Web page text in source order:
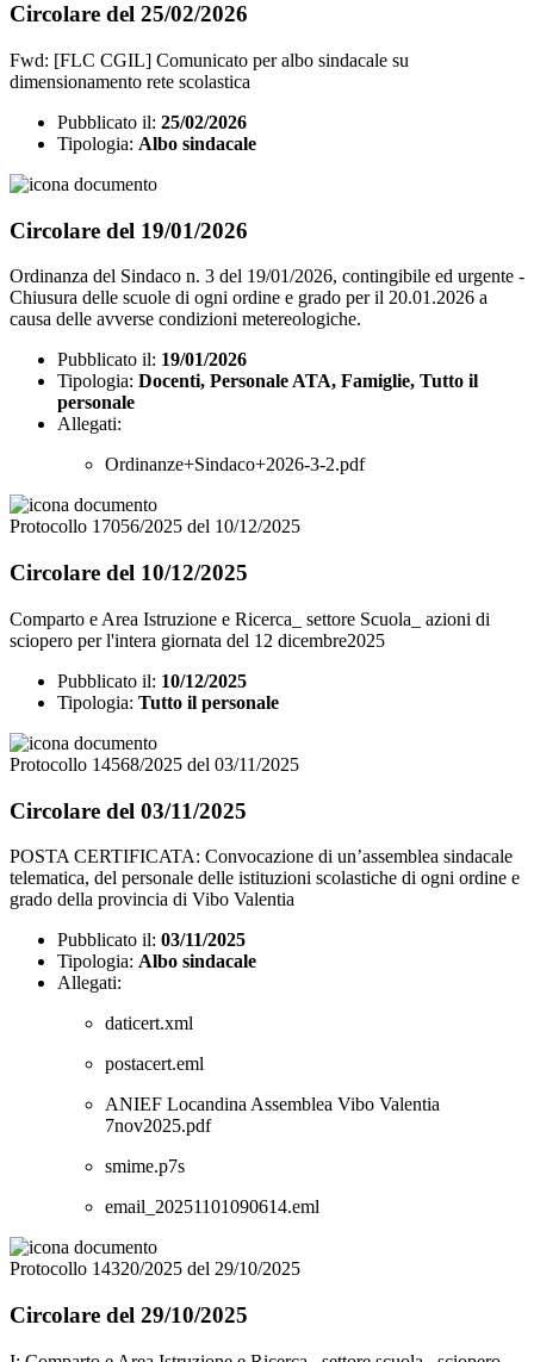
Circolare del 25/02/2026
Fwd: [FLC CGIL] Comunicato per albo sindacale su
dimensionamento rete scolastica
Pubblicato il: 25/02/2026
Tipologia: Albo sindacale
Circolare del 19/01/2026
Ordinanza del Sindaco n. 3 del 19/01/2026, contingibile ed urgente -
Chiusura delle scuole di ogni ordine e grado per il 20.01.2026 a
causa delle avverse condizioni metereologiche.
Pubblicato il: 19/01/2026
Tipologia: Docenti, Personale ATA, Famiglie, Tutto il
personale
Allegati:
Ordinanze+Sindaco+2026-3-2.pdf
Protocollo 17056/2025 del 10/12/2025
Circolare del 10/12/2025
Comparto e Area Istruzione e Ricerca_ settore Scuola_ azioni di
sciopero per l'intera giornata del 12 dicembre2025
Pubblicato il: 10/12/2025
Tipologia: Tutto il personale
Protocollo 14568/2025 del 03/11/2025
Circolare del 03/11/2025
POSTA CERTIFICATA: Convocazione di un’assemblea sindacale
telematica, del personale delle istituzioni scolastiche di ogni ordine e
grado della provincia di Vibo Valentia
Pubblicato il: 03/11/2025
Tipologia: Albo sindacale
Allegati:
daticert.xml
postacert.eml
ANIEF Locandina Assemblea Vibo Valentia
7nov2025.pdf
smime.p7s
email_20251101090614.eml
Protocollo 14320/2025 del 29/10/2025
Circolare del 29/10/2025